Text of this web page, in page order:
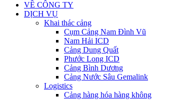
VỀ CÔNG TY
DỊCH VỤ
Khai thác cảng
Cụm Cảng Nam Đình Vũ
Nam Hải ICD
Cảng Dung Quất
Phước Long ICD
Cảng Bình Dương
Cảng Nước Sâu Gemalink
Logistics
Cảng hàng hóa hàng không